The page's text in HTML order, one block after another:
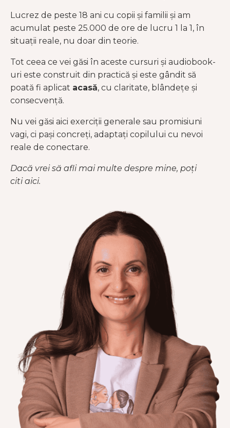
Lucrez de peste 18 ani cu copii și familii și am
acumulat peste 25.000 de ore de lucru 1 la 1, în
situații reale, nu doar din teorie.
Tot ceea ce vei găsi în aceste cursuri și audiobook-
uri este construit din practică și este gândit să
poată fi aplicat acasă, cu claritate, blândețe și
consecvență.
Nu vei găsi aici exerciții generale sau promisiuni
vagi, ci pași concreți, adaptați copilului cu nevoi
reale de conectare.
Dacă vrei să afli mai multe despre mine, poți
citiaici.